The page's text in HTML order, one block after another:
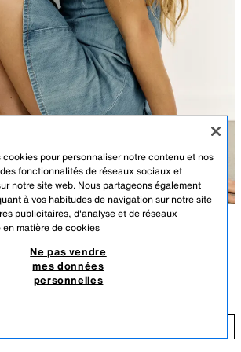
: 178 cm
1,5 cm
À BRIDES
cookies pour personnaliser notre contenu et nos
fonctionnalités de réseaux sociaux et
notre site web. Nous partageons également
à vos habitudes de navigation sur notre site
publicitaires, d'analyse et de réseaux
en matière de cookies
Ne pas vendre
mes données
personnelles